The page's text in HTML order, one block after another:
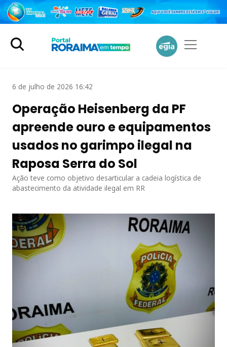
6 de julho de 2026 16:42
Operação Heisenberg da PF
apreende ouro e equipamentos
usados no garimpo ilegal na
Raposa Serra do Sol
Ação teve como objetivo desarticular a cadeia logística de
abastecimento da atividade ilegal em RR